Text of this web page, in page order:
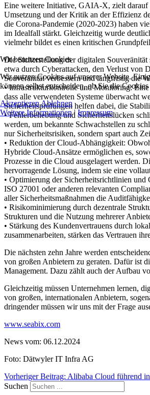
Eine weitere Initiative, GAIA-X, zielt darauf
Umsetzung und der Kritik an der Effizienz
die Corona-Pandemie (2020-2023) haben
im Idealfall stärkt. Gleichzeitig wurde
vielmehr bildet es einen kritischen
Die Sicherstellung der digitalen
etwa durch Cyberattacken, den Verlust von
Souveränität verbessern und langfristig die
• Infrastrukturkontrolle und Monitoring:
dass alle verwendeten Systeme überwacht
Sicherheitsprüfungen helfen dabei, die
• Fehlerbehebung und Sicherheitslücken
werden, um bekannte Schwachstellen zu
nur Sicherheitsrisiken, sondern spart auch
• Reduktion der Cloud-Abhängigkeit:
Hybride Cloud-Ansätze ermöglichen es,
Prozesse in die Cloud ausgelagert werden.
hervorragende Lösung, indem sie eine
• Optimierung der Sicherheitsrichtlinien und
ISO 27001 oder anderen relevanten
aller Sicherheitsmaßnahmen die
• Risikominimierung durch dezentrale
Strukturen und die Nutzung mehrerer
• Stärkung des Kundenvertrauens durch
zusammenarbeiten, stärken das Vertrauen
Die nächsten zehn Jahre werden
von großen Anbietern zu geraten. Dafür ist
Management. Dazu zählt auch der Aufbau
Gleichzeitig müssen Unternehmen lernen,
von großen, internationalen Anbietern,
dringender müssen wir uns mit der Frage
www.seabix.com
News vom: 06.12.2024
Foto: Dätwyler IT Infra AG
Vorheriger Beitrag: Alibaba Cloud führend
Suchen
Wir benutzen Cookies
Wir nutzen Cookies auf unserer Website.
können selbst entscheiden, ob Sie die
AkzeptierenAblehnen
Weitere Informationen| Impressum